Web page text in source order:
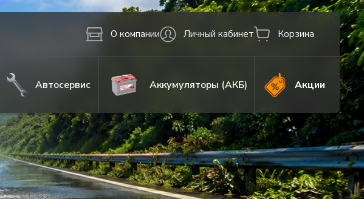
О компании Личный кабинет Корзина
Автосервис Аккумуляторы (АКБ) Акции